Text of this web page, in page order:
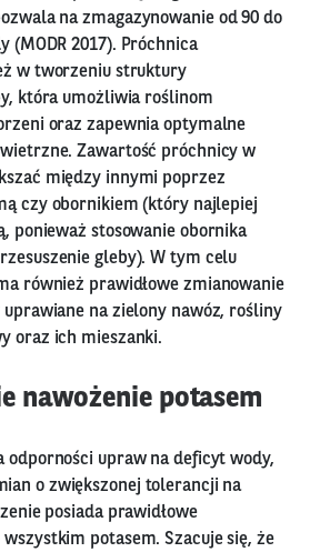
na zmagazynowanie od 90 do
(MODR 2017). Próchnica
w tworzeniu struktury
która umożliwia roślinom
oraz zapewnia optymalne
Zawartość próchnicy w
między innymi poprzez
czy obornikiem (który najlepiej
ponieważ stosowanie obornika
gleby). W tym celu
również prawidłowe zmianowanie
na zielony nawóz, rośliny
oraz ich mieszanki.
nawożenie potasem
odporności upraw na deficyt wody,
o zwiększonej tolerancji na
posiada prawidłowe
potasem. Szacuje się, że